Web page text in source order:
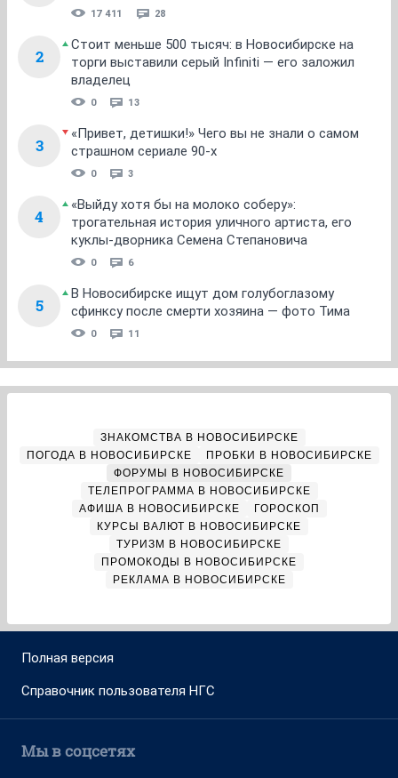
17 411 28
2
Стоит меньше 500 тысяч: в Новосибирске на
торги выставили серый Infiniti — его заложил
владелец
0 13
3
«Привет, детишки!» Чего вы не знали о самом
страшном сериале 90-х
0 3
4
«Выйду хотя бы на молоко соберу»:
трогательная история уличного артиста, его
куклы-дворника Семена Степановича
0 6
5
В Новосибирске ищут дом голубоглазому
сфинксу после смерти хозяина — фото Тима
0 11
ЗНАКОМСТВА В НОВОСИБИРСКЕ
ПОГОДА В НОВОСИБИРСКЕ
ПРОБКИ В НОВОСИБИРСКЕ
ФОРУМЫ В НОВОСИБИРСКЕ
ТЕЛЕПРОГРАММА В НОВОСИБИРСКЕ
АФИША В НОВОСИБИРСКЕ
ГОРОСКОП
КУРСЫ ВАЛЮТ В НОВОСИБИРСКЕ
ТУРИЗМ В НОВОСИБИРСКЕ
ПРОМОКОДЫ В НОВОСИБИРСКЕ
РЕКЛАМА В НОВОСИБИРСКЕ
Полная версия
Справочник пользователя НГС
Мы в соцсетях